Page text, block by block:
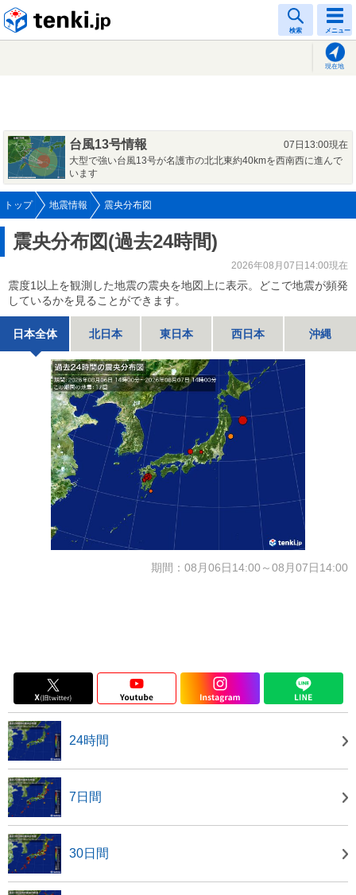
検索 メニュー
現在地
台風13号情報
07日13:00現在
大型で強い台風13号が名護市の北北東約40kmを西南西に進んで
います
トップ 地震情報 震央分布図
震央分布図(過去24時間)
2026年08月07日14:00現在
震度1以上を観測した地震の震央を地図上に表示。どこで地震が頻発
しているかを見ることができます。
日本全体 北日本 東日本 西日本 沖縄
期間：08月06日14:00～08月07日14:00
24時間
7日間
30日間